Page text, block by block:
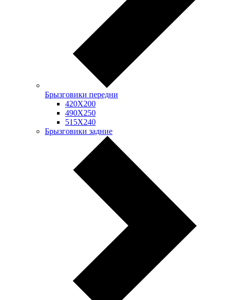
Брызговики передни
420Х200
490Х250
515Х240
Брызговики задние